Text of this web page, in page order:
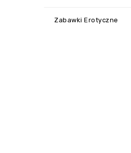
Zabawki Erotyczne